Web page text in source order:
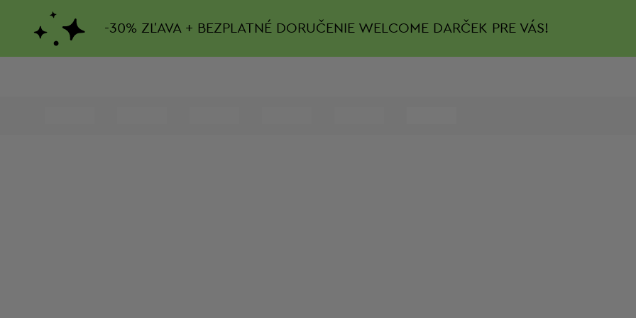
-30% ZĽAVA + BEZPLATNÉ DORUČENIE WELCOME DARČEK PRE VÁS!